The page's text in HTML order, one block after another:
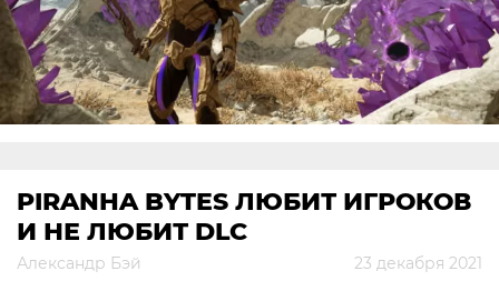
PIRANHA BYTES ЛЮБИТ ИГРОКОВ
И НЕ ЛЮБИТ DLC
Александр Бэй 23 декабря 2021